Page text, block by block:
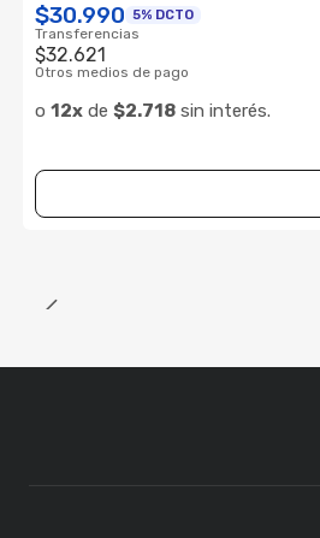
$30.990 5% DCTO
Transferencias
$32.621
Otros medios de pago
o 12xde $2.718sin interés.